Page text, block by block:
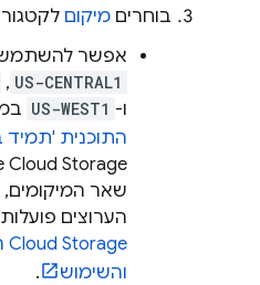
בוחרים מיקום
אפשר להשתמש
US-CENTRAL1
,‏
ו- US-WEST1
התוכנית 'תמיד
Cloud Storage
שאר המיקומים,
הערוצים
Cloud Storage
והשימוש
.